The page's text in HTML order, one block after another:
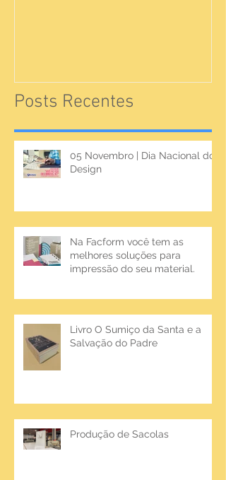
Posts Recentes
05 Novembro | Dia Nacional do
Design
Na Facform você tem as
melhores soluções para
impressão do seu material.
Livro O Sumiço da Santa e a
Salvação do Padre
Produção de Sacolas